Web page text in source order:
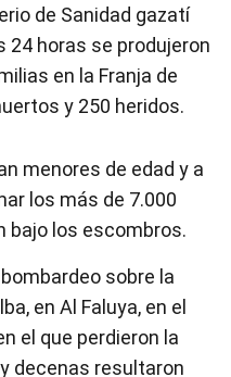
de Sanidad gazatí
24 horas se produjeron
en la Franja de
y 250 heridos.
menores de edad y a
los más de 7.000
bajo los escombros.
sobre la
en Al Faluya, en el
el que perdieron la
decenas resultaron